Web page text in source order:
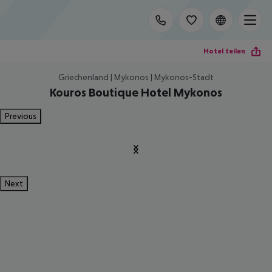
Hotel teilen
Griechenland | Mykonos | Mykonos-Stadt
Kouros Boutique Hotel Mykonos
Previous
Next